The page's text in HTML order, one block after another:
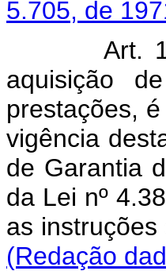
5.705, de
Art. 10 -
aquisição
prestações,
vigência
de Garantia
da Lei nº
as
(Redação